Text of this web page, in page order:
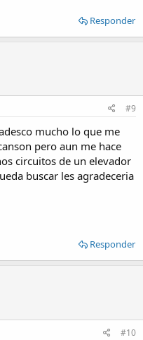
Responder
#9
mucho lo que me
pero aun me hace
circuitos de un elevador
buscar les agradeceria
Responder
#10